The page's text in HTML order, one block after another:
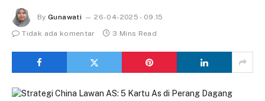
By Gunawati
26-04-2025 - 09.15
Tidak ada komentar
3 Mins Read